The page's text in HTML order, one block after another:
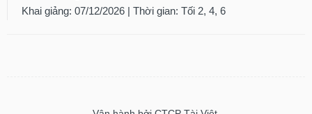
Khai giảng: 07/12/2026 | Thời gian: Tối 2, 4, 6